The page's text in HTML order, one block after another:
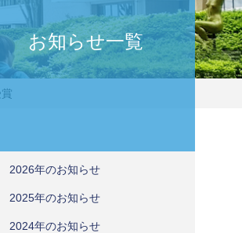
お知らせ一覧
2026年のお知らせ
2025年のお知らせ
2024年のお知らせ